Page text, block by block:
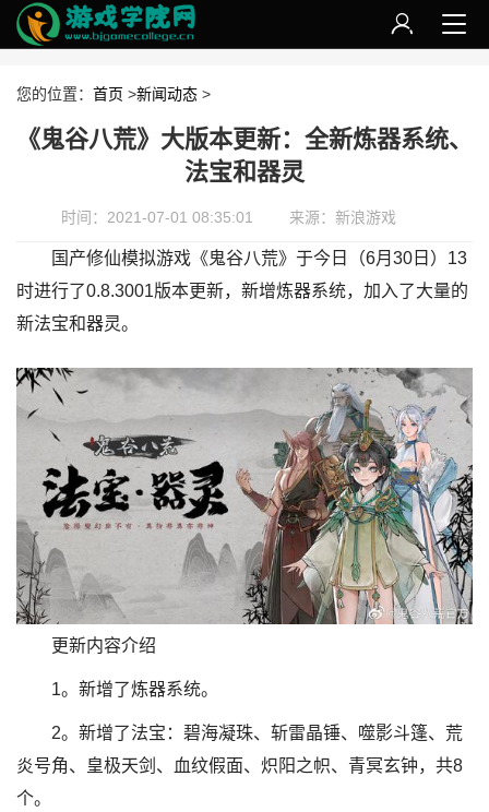
您的位置： 首页 >新闻动态 >
《鬼谷八荒》大版本更新：全新炼器系统、
法宝和器灵
时间：2021-07-01 08:35:01 来源：新浪游戏
国产修仙模拟游戏《鬼谷八荒》于今日（6月30日）13
时进行了0.8.3001版本更新，新增炼器系统，加入了大量的
新法宝和器灵。
更新内容介绍
1。新增了炼器系统。
2。新增了法宝：碧海凝珠、斩雷晶锤、噬影斗篷、荒
炎号角、皇极天剑、血纹假面、炽阳之帜、青冥玄钟，共8
个。